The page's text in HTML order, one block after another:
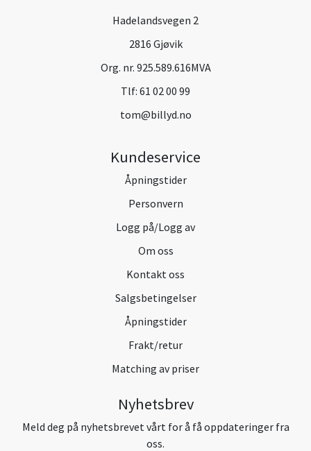
Hadelandsvegen 2
2816 Gjøvik
Org. nr. 925.589.616MVA
Tlf: 61 02 00 99
tom@billyd.no
Kundeservice
Åpningstider
Personvern
Logg på/Logg av
Om oss
Kontakt oss
Salgsbetingelser
Åpningstider
Frakt/retur
Matching av priser
Nyhetsbrev
Meld deg på nyhetsbrevet vårt for å få oppdateringer fra
oss.